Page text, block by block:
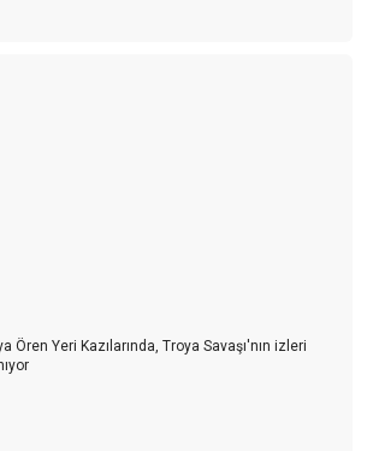
Ören Yeri Kazılarında, Troya Savaşı'nın izleri